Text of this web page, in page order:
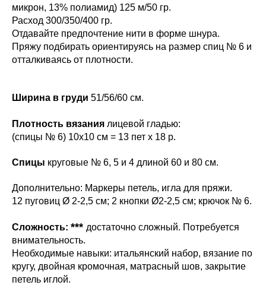
микрон, 13% полиамид) 125 м/50 гр.
Расход 300/350/400 гр.
Отдавайте предпочтение нити в форме шнура.
Пряжу подбирать ориентируясь на размер спиц № 6 и
отталкиваясь от плотности.
Ширина в груди 51/56/60 см.
Плотность вязания лицевой гладью:
(спицы № 6) 10х10 см = 13 пет х 18 р.
Спицы круговые № 6, 5 и 4 длиной 60 и 80 см.
Дополнительно: Маркеры петель, игла для пряжи.
12 пуговиц Ø 2-2,5 см; 2 кнопки Ø2-2,5 см; крючок № 6.
Сложность: *** достаточно сложный. Потребуется
внимательность.
Необходимые навыки: итальянский набор, вязание по
кругу, двойная кромочная, матрасный шов, закрытие
петель иглой.